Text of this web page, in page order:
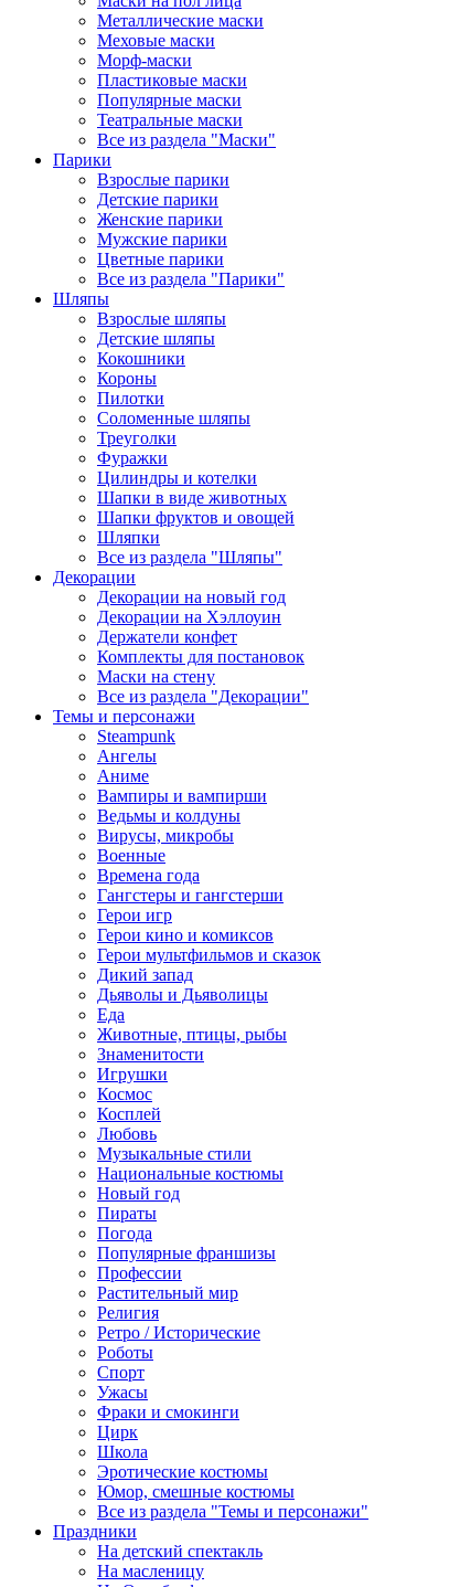
Металлические маски
Меховые маски
Морф-маски
Пластиковые маски
Популярные маски
Театральные маски
Все из раздела "Маски"
Парики
Взрослые парики
Детские парики
Женские парики
Мужские парики
Цветные парики
Все из раздела "Парики"
Шляпы
Взрослые шляпы
Детские шляпы
Кокошники
Короны
Пилотки
Соломенные шляпы
Треуголки
Фуражки
Цилиндры и котелки
Шапки в виде животных
Шапки фруктов и овощей
Шляпки
Все из раздела "Шляпы"
Декорации
Декорации на новый год
Декорации на Хэллоуин
Держатели конфет
Комплекты для постановок
Маски на стену
Все из раздела "Декорации"
Темы и персонажи
Steampunk
Ангелы
Аниме
Вампиры и вампирши
Ведьмы и колдуны
Вирусы, микробы
Военные
Времена года
Гангстеры и гангстерши
Герои игр
Герои кино и комиксов
Герои мультфильмов и сказок
Дикий запад
Дьяволы и Дьяволицы
Еда
Животные, птицы, рыбы
Знаменитости
Игрушки
Космос
Косплей
Любовь
Музыкальные стили
Национальные костюмы
Новый год
Пираты
Погода
Популярные франшизы
Профессии
Растительный мир
Религия
Ретро / Исторические
Роботы
Спорт
Ужасы
Фраки и смокинги
Цирк
Школа
Эротические костюмы
Юмор, смешные костюмы
Все из раздела "Темы и персонажи"
Праздники
На детский спектакль
На масленицу